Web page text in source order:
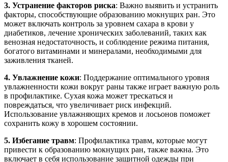
3. Устранение факторов риска: Важно выявить и устранить
факторы, способствующие образованию мокнущих ран. Это
может включать контроль за уровнем сахара в крови у
диабетиков, лечение хронических заболеваний, таких как
венозная недостаточность, и соблюдение режима питания,
богатого витаминами и минералами, необходимыми для
заживления тканей.
4. Увлажнение кожи: Поддержание оптимального уровня
увлажненности кожи вокруг раны также играет важную роль
в профилактике. Сухая кожа может трескаться и
повреждаться, что увеличивает риск инфекций.
Использование увлажняющих кремов и лосьонов поможет
сохранить кожу в хорошем состоянии.
5. Избегание травм: Профилактика травм, которые могут
привести к образованию мокнущих ран, также важна. Это
включает в себя использование защитной одежды при